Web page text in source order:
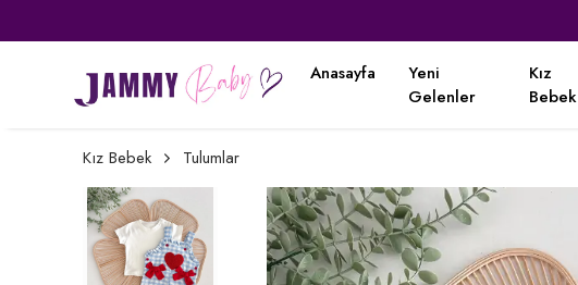
Anasayfa
Yeni
Gelenler
Kız
Bebek
Kız Bebek Tulumlar